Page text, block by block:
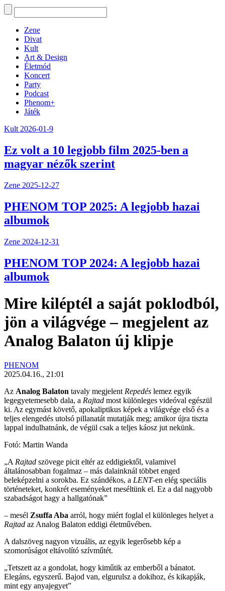
Zene
Divat
Kult
Art & Design
Életmód
Koncert
Party
Podcast
Phenom+
Játék
Kult 2026-01-9
Ez volt a 10 legjobb film 2025-ben a
magyar nézők szerint
Zene 2025-12-27
PHENOM TOP 2025: A legjobb hazai
albumok
Zene 2024-12-31
PHENOM TOP 2024: A legjobb hazai
albumok
Mire kiléptél a saját poklodból,
jön a világvége – megjelent az
Analog Balaton új klipje
PHENOM
2025.04.16., 21:01
Az Analog Balaton tavaly megjelentRepedés lemez egyik
legegyetemesebb dala, a Rajtad most különleges videóval egészül
ki. Az egymást követő, apokaliptikus képek a világvége első és a
teljes elengedés utolsó pillanatát mutatják meg; amikor újra tiszta
lappal indulhatnánk, de végül csak a teljes káosz jut nekünk.
Fotó: Martin Wanda
„ARajtad szövege picit eltér az eddigiektől, valamivel
általánosabban fogalmaz – más dalainknál többet enged
beleképzelni a sorokba. Ez szándékos, a LENT-en elég speciális
történeteket, konkrét eseményeket meséltünk el. Ez a dal nagyobb
szabadságot hagy a hallgatónak”
– mesél Zsuffa Aba arról, hogy miért foglal el különleges helyet a
Rajtad az Analog Balaton eddigi életművében.
A dalszöveg nagyon vizuális, az egyik legerősebb kép a
szomorúságot eltávolító szívműtét.
„Tetszett az a gondolat, hogy kiműtik az emberből a bánatot.
Elegáns, egyszerű. Bajod van, elgurulsz a dokihoz, és kikapják,
mint egy anyajegyet”